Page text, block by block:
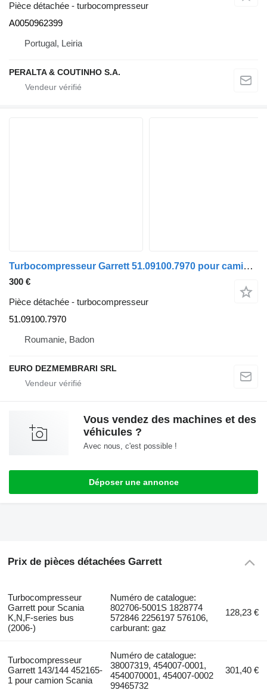
Pièce détachée - turbocompresseur
A0050962399
Portugal, Leiria
PERALTA & COUTINHO S.A.
Turbocompresseur Garrett 51.09100.7970 pour camion MAN
300 €
Pièce détachée - turbocompresseur
51.09100.7970
Roumanie, Badon
EURO DEZMEMBRARI SRL
Vous vendez des machines et des
véhicules ?
Avec nous, c'est possible !
Déposer une annonce
Prix de pièces détachées Garrett
Turbocompresseur
Garrett pour Scania
K,N,F-series bus
(2006-)
Numéro de catalogue:
802706-5001S 1828774
572846 2256197 576106,
carburant: gaz
128,23 €
Turbocompresseur
Garrett 143/144 452165-
1 pour camion Scania
Numéro de catalogue:
38007319, 454007-0001,
4540070001, 454007-0002
99465732
301,40 €